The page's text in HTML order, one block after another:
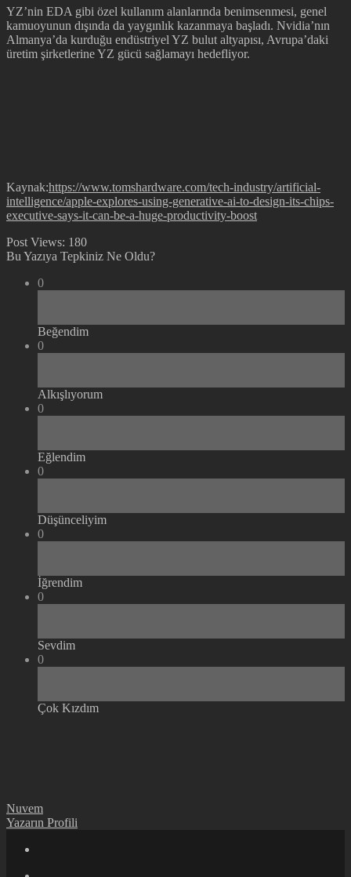
YZ’nin EDA gibi özel kullanım alanlarında benimsenmesi, genel
kamuoyunun dışında da yaygınlık kazanmaya başladı. Nvidia’nın
Almanya’da kurduğu endüstriyel YZ bulut altyapısı, Avrupa’daki
üretim şirketlerine YZ gücü sağlamayı hedefliyor.
Kaynak:https://www.tomshardware.com/tech-industry/artificial-
intelligence/apple-explores-using-generative-ai-to-design-its-chips-
executive-says-it-can-be-a-huge-productivity-boost
Post Views: 180
Bu Yazıya Tepkiniz Ne Oldu?
0
Beğendim
0
Alkışlıyorum
0
Eğlendim
0
Düşünceliyim
0
İğrendim
0
Sevdim
0
Çok Kızdım
Nuvem
Yazarın Profili